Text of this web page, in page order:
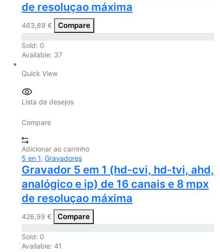
de resoluçao máxima
463,89 € Compare
Sold: 0
Available: 37
Quick View
Lista de desejos
Compare
Adicionar ao carrinho
5 en 1, Gravadores
Gravador 5 em 1 (hd-cvi, hd-tvi, ahd,
analógico e ip) de 16 canais e 8 mpx
de resoluçao máxima
426,99 € Compare
Sold: 0
Available: 41